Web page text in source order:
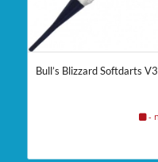
Bull’s Blizzard Softdarts
-